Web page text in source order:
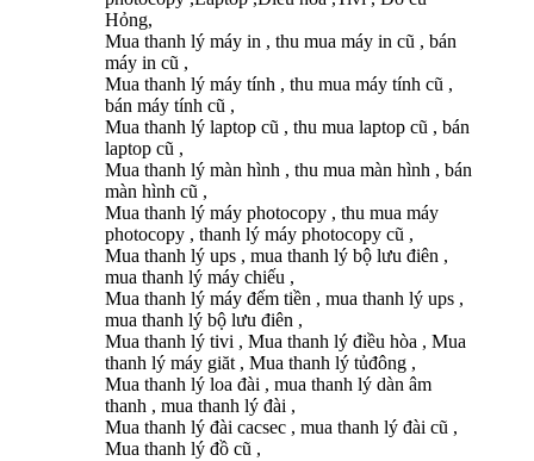
Hỏng,
Mua thanh lý máy in , thu mua máy in cũ , bán
máy in cũ ,
Mua thanh lý máy tính , thu mua máy tính cũ ,
bán máy tính cũ ,
Mua thanh lý laptop cũ , thu mua laptop cũ , bán
laptop cũ ,
Mua thanh lý màn hình , thu mua màn hình , bán
màn hình cũ ,
Mua thanh lý máy photocopy , thu mua máy
photocopy , thanh lý máy photocopy cũ ,
Mua thanh lý ups , mua thanh lý bộ lưu điên ,
mua thanh lý máy chiếu ,
Mua thanh lý máy đếm tiền , mua thanh lý ups ,
mua thanh lý bộ lưu điên ,
Mua thanh lý tivi , Mua thanh lý điều hòa , Mua
thanh lý máy giăt , Mua thanh lý tủđông ,
Mua thanh lý loa đài , mua thanh lý dàn âm
thanh , mua thanh lý đài ,
Mua thanh lý đài cacsec , mua thanh lý đài cũ ,
Mua thanh lý đồ cũ ,